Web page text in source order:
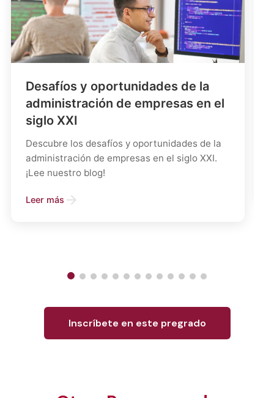
Desafíos y oportunidades de la
administración de empresas en el
siglo XXI
Descubre los desafíos y oportunidades de la
administración de empresas en el siglo XXI.
¡Lee nuestro blog!
Leer más
Inscríbete en este pregrado